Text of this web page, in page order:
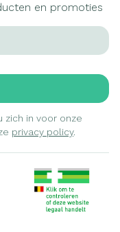
en promoties
zich in voor onze
privacy policy.